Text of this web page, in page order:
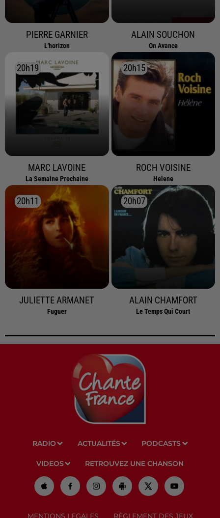
PIERRE GARNIER
L'horizon
ALAIN SOUCHON
On Avance
20h19
20h19
MARC LAVOINE
La Semaine Prochaine
20h15
20h15
ROCH VOISINE
Helene
20h11
20h11
JULIETTE ARMANET
Fuguer
20h07
20h07
ALAIN CHAMFORT
Le Temps Qui Court
RADIO ACTUALITÉS PODCASTS
VIDEOS RETROUVEZ UNE CHANSON
MENTIONS LEGALES RÈGLEMENT DES JEUX